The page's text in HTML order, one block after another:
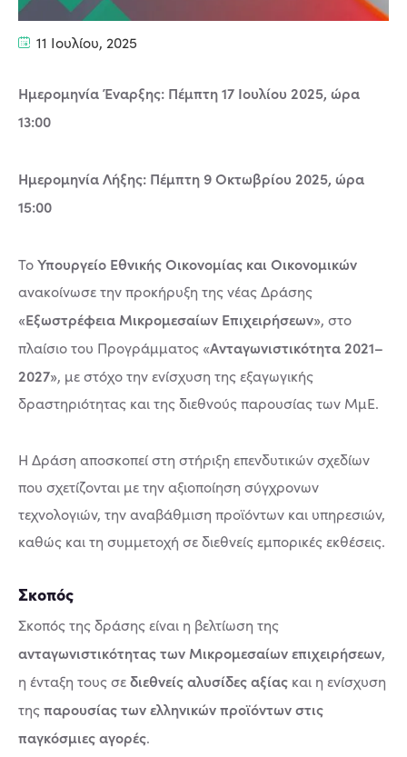
11 Ιουλίου, 2025
Ημερομηνία Έναρξης: Πέμπτη 17 Ιουλίου 2025, ώρα
13:00
Ημερομηνία Λήξης: Πέμπτη 9 Οκτωβρίου 2025, ώρα
15:00
ΤοΥπουργείο Εθνικής Οικονομίας και Οικονομικών
ανακοίνωσε την προκήρυξη της νέας Δράσης
«Εξωστρέφεια Μικρομεσαίων Επιχειρήσεων», στο
πλαίσιο του Προγράμματος «Ανταγωνιστικότητα 2021–
2027», με στόχο την ενίσχυση της εξαγωγικής
δραστηριότητας και της διεθνούς παρουσίας των ΜμΕ.
Η Δράση αποσκοπεί στη στήριξη επενδυτικών σχεδίων
που σχετίζονται με την αξιοποίηση σύγχρονων
τεχνολογιών, την αναβάθμιση προϊόντων και υπηρεσιών,
καθώς και τη συμμετοχή σε διεθνείς εμπορικές εκθέσεις.
Σκοπός
Σκοπός της δράσης είναι η βελτίωση της
ανταγωνιστικότητας των Μικρομεσαίων επιχειρήσεων,
η ένταξη τους σεδιεθνείς αλυσίδες αξίας και η ενίσχυση
τηςπαρουσίας των ελληνικών προϊόντων στις
παγκόσμιες αγορές.